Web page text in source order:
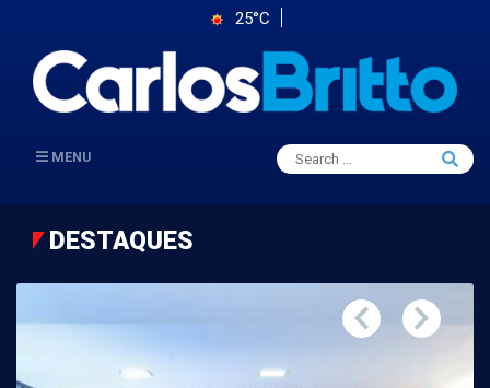
25°C
MENU
Search
for:
Search
DESTAQUES